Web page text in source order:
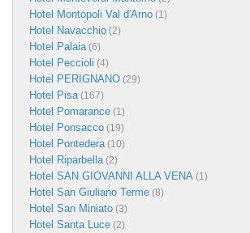
Hotel Montopoli Val d'Arno (1)
Hotel Navacchio (2)
Hotel Palaia (6)
Hotel Peccioli (4)
Hotel PERIGNANO (29)
Hotel Pisa (167)
Hotel Pomarance (1)
Hotel Ponsacco (19)
Hotel Pontedera (10)
Hotel Riparbella (2)
Hotel SAN GIOVANNI ALLA VENA (1)
Hotel San Giuliano Terme (8)
Hotel San Miniato (3)
Hotel Santa Luce (2)